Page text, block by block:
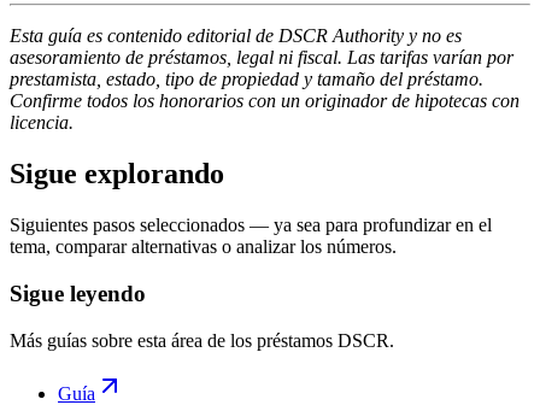
Esta guía es contenido editorial de DSCR Authority y no es
asesoramiento de préstamos, legal ni fiscal. Las tarifas varían por
prestamista, estado, tipo de propiedad y tamaño del préstamo.
Confirme todos los honorarios con un originador de hipotecas con
licencia.
Sigue explorando
Siguientes pasos seleccionados — ya sea para profundizar en el
tema, comparar alternativas o analizar los números.
Sigue leyendo
Más guías sobre esta área de los préstamos DSCR.
Guía